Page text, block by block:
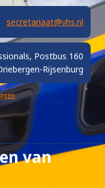
van
secretariaat@vhs.nl
Postbus 160
Rijsenburg